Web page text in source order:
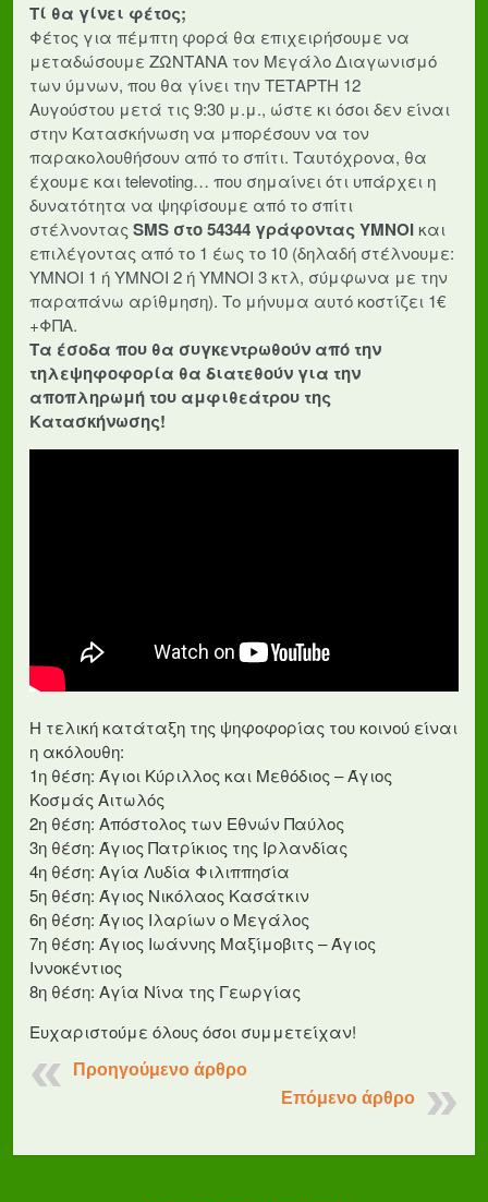
Τί θα γίνει φέτος;
Φέτος για πέμπτη φορά θα επιχειρήσουμε να
μεταδώσουμε ΖΩΝΤΑΝΑ τον Μεγάλο Διαγωνισμό
των ύμνων, που θα γίνει την ΤΕΤΑΡΤΗ 12
Αυγούστου μετά τις 9:30 μ.μ., ώστε κι όσοι δεν είναι
στην Κατασκήνωση να μπορέσουν να τον
παρακολουθήσουν από το σπίτι. Ταυτόχρονα, θα
έχουμε και televoting… που σημαίνει ότι υπάρχει η
δυνατότητα να ψηφίσουμε από το σπίτι
στέλνοντας SMS στο 54344 γράφοντας ΥΜΝΟΙ και
επιλέγοντας από το 1 έως το 10 (δηλαδή στέλνουμε:
ΥΜΝΟΙ 1 ή ΥΜΝΟΙ 2 ή ΥΜΝΟΙ 3 κτλ, σύμφωνα με την
παραπάνω αρίθμηση). Το μήνυμα αυτό κοστίζει 1€
+ΦΠΑ.
Τα έσοδα που θα συγκεντρωθούν από την
τηλεψηφοφορία θα διατεθούν για την
αποπληρωμή του αμφιθεάτρου της
Κατασκήνωσης!
Η τελική κατάταξη της ψηφοφορίας του κοινού είναι
η ακόλουθη:
1η θέση: Άγιοι Κύριλλος και Μεθόδιος – Άγιος
Κοσμάς Αιτωλός
2η θέση: Απόστολος των Εθνών Παύλος
3η θέση: Άγιος Πατρίκιος της Ιρλανδίας
4η θέση: Αγία Λυδία Φιλιππησία
5η θέση: Άγιος Νικόλαος Κασάτκιν
6η θέση: Άγιος Ιλαρίων ο Μεγάλος
7η θέση: Άγιος Ιωάννης Μαξίμοβιτς – Άγιος
Ιννοκέντιος
8η θέση: Αγία Νίνα της Γεωργίας
Ευχαριστούμε όλους όσοι συμμετείχαν!
Προηγούμενο άρθρο
Επόμενο άρθρο